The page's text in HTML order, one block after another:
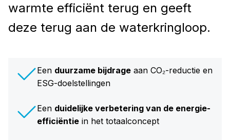
warmte efficiënt terug en geeft
deze terug aan de waterkringloop.
Een duurzame bijdrage aan CO₂-reductie en
ESG-doelstellingen
Een duidelijke verbetering van de energie-
efficiëntie in het totaalconcept